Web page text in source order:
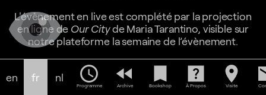
L'évènement en live est complété par la projection
en ligne de Our Cityde Maria Tarantino, visible sur
notre plateforme la semaine de l’évènement.
Projection deAltogether
, un film de Herman
Asselberghs, 2008, 17min
« L’avenir est sombre, ce qui est, je pense, la
en fr nl schedule
Programme
fast_rewind
Archive
bookmark
Bookshop
help_center
À Propos
location_on
Visite